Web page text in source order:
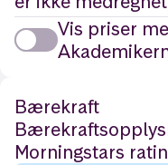
Vis priser
Bærekraft
Morningstars